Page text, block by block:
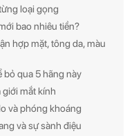
loại gọng
bao nhiêu tiền?
hợp mặt, tông da, màu
bỏ qua 5 hãng này
giới mắt kính
và phóng khoáng
và sự sành điệu